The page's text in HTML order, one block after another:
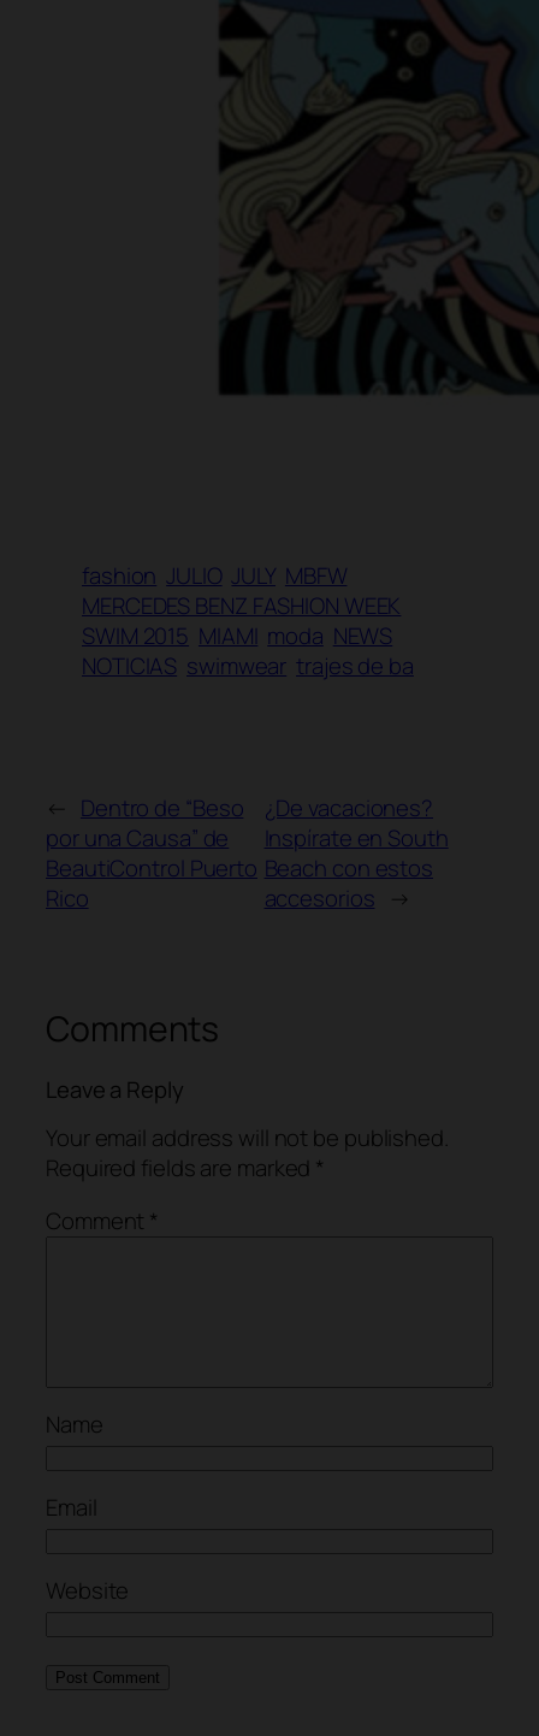
fashion JULIO JULY MBFW
MERCEDES BENZ FASHION WEEK
SWIM 2015 MIAMI moda NEWS
NOTICIAS swimwear trajes de ba
←
Dentro de “Beso
por una Causa” de
BeautiControl Puerto
Rico
¿De vacaciones?
Inspírate en South
Beach con estos
accesorios
→
Comments
Leave a Reply
Your email address will not be published.
Required fields are marked *
Comment *
Name
Email
Website